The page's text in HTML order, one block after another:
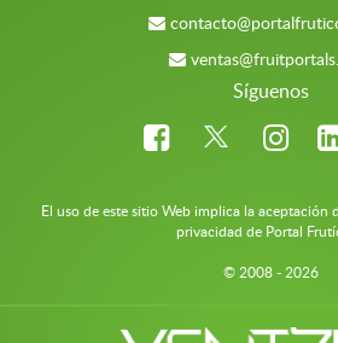
Síguenos
El uso de este sitio Web implica la aceptación
privacidad de Portal
© 2008 - 2026